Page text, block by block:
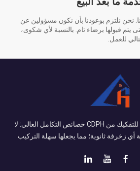
نحن نلتزم بوعودنا بأن نكون مسؤولين عن
يتم قبولها برضاء تام. بالنسبة لأي شكوى،
للعمل.
لدى منزل الحاوية القابل للتفكيك من CDPH خصائص التكامل العالي: لا
زخرفة ثانوية؛ مما يجعلها سهلة التركيب